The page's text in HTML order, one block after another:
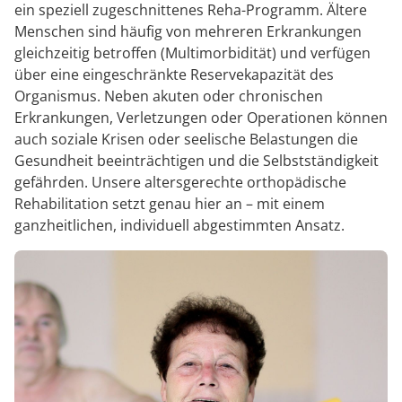
ein speziell zugeschnittenes Reha-Programm. Ältere
Menschen sind häufig von mehreren Erkrankungen
gleichzeitig betroffen (Multimorbidität) und verfügen
über eine eingeschränkte Reservekapazität des
Organismus. Neben akuten oder chronischen
Erkrankungen, Verletzungen oder Operationen können
auch soziale Krisen oder seelische Belastungen die
Gesundheit beeinträchtigen und die Selbstständigkeit
gefährden. Unsere altersgerechte orthopädische
Rehabilitation setzt genau hier an – mit einem
ganzheitlichen, individuell abgestimmten Ansatz.